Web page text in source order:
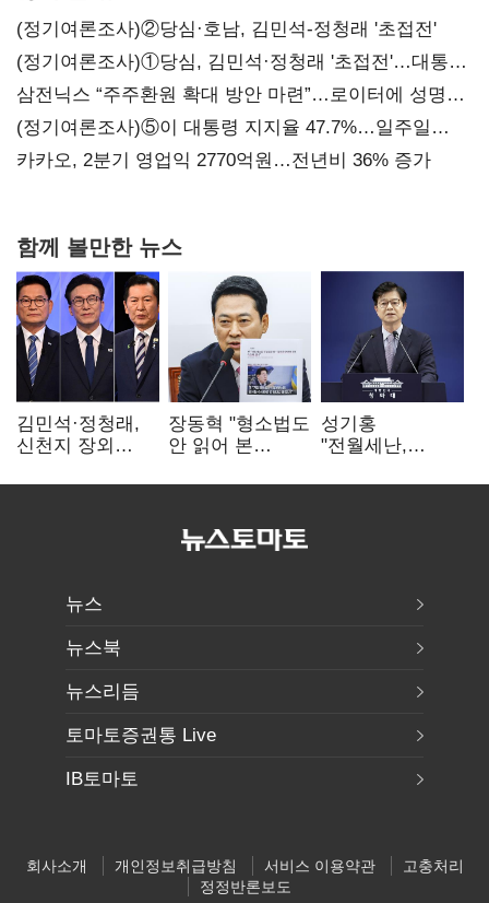
(정기여론조사)②당심·호남, 김민석-정청래 '초접전'
(정기여론조사)①당심, 김민석·정청래 '초접전'…대통령
지지도 '50% 아래로'(종합)
삼전닉스 “주주환원 확대 방안 마련”…로이터에 성명
보내
(정기여론조사)⑤이 대통령 지지율 47.7%…일주일
만에 다시 40%대
카카오, 2분기 영업익 2770억원…전년비 36% 증가
함께 볼만한 뉴스
김민석·정청래,
신천지 장외
"호남 계몽 규탄"
장동혁 "형소법도
안 읽어 본
속도로 무너질
성기홍
"전월세난,
공급 문제"…닥공
뉴스
뉴스북
뉴스리듬
토마토증권통 Live
IB토마토
회사소개 개인정보취급방침 서비스 이용약관
고충처리
정정반론보도